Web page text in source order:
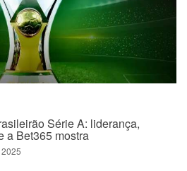
Série A: liderança,
a Bet365 mostra